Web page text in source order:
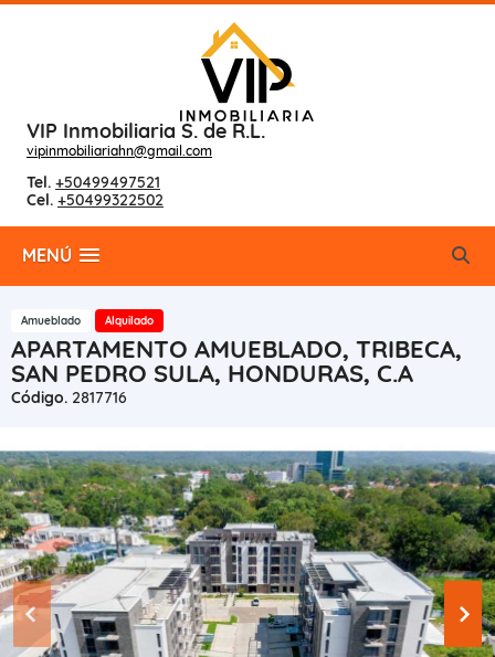
VIP Inmobiliaria S. de R.L.
vipinmobiliariahn@gmail.com
Tel. +50499497521
Cel. +50499322502
MENÚ
Amueblado Alquilado
APARTAMENTO AMUEBLADO, TRIBECA,
SAN PEDRO SULA, HONDURAS, C.A
Código. 2817716